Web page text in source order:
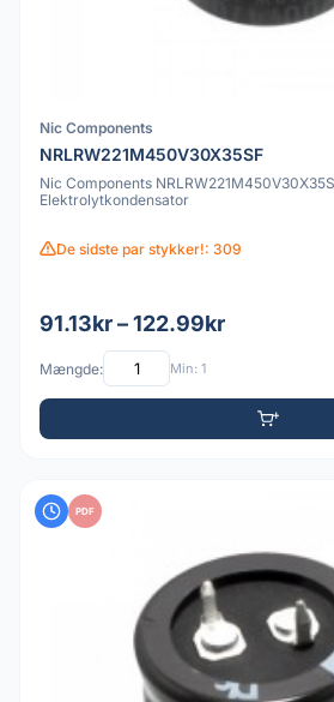
Nic Components
NRLRW221M450V30X35SF
Nic Components
Elektrolytkondensator
De sidste par stykker!: 309
91.13kr – 122.99kr
Mængde: Min: 1
PDF